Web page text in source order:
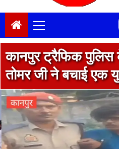
Menu
कानपुर ट्रैफिक पुलिस
तोमर जी ने बचाई एक